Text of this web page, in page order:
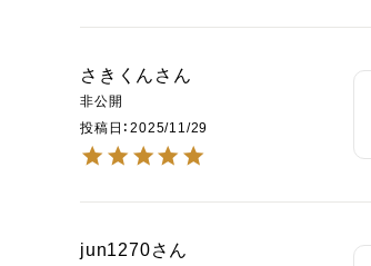
さきくん
非公開
投稿日
2025/11/29
jun1270